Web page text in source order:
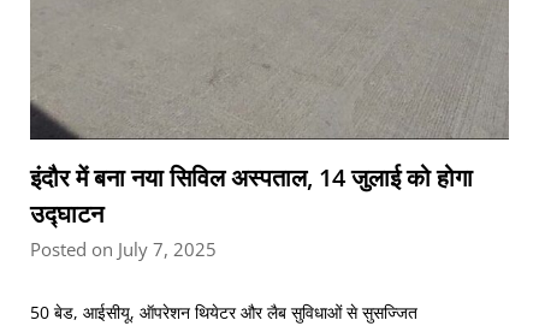
इंदौर में बना नया सिविल अस्पताल, 14 जुलाई को होगा
उद्घाटन
Posted on July 7, 2025
50 बेड, आईसीयू, ऑपरेशन थियेटर और लैब सुविधाओं से सुसज्जित